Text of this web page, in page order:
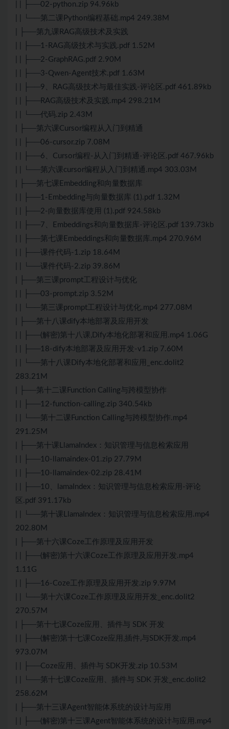
| | ├──02-python.zip 94.96kb
| | └──第二课Python编程基础.mp4 249.38M
| ├──第九课RAG高级技术及实践
| | ├──1-RAG高级技术与实践.pdf 1.52M
| | ├──2-GraphRAG.pdf 2.90M
| | ├──3-Qwen-Agent技术.pdf 1.63M
| | ├──9、RAG高级技术与最佳实践-评论区.pdf 461.89kb
| | ├──RAG高级技术及实践.mp4 298.21M
| | └──代码.zip 2.43M
| ├──第六课Cursor编程从入门到精通
| | ├──06-cursor.zip 7.08M
| | ├──6、Cursor编程-从入门到精通-评论区.pdf 467.96kb
| | └──第六课cursor编程从入门到精通.mp4 303.03M
| ├──第七课Embedding和向量数据库
| | ├──1-Embedding与向量数据库 (1).pdf 1.32M
| | ├──2-向量数据库使用 (1).pdf 924.58kb
| | ├──7、Embeddings和向量数据库-评论区.pdf 139.73kb
| | ├──第七课Embeddings和向量数据库.mp4 270.96M
| | ├──课件代码-1.zip 18.64M
| | └──课件代码-2.zip 39.86M
| ├──第三课prompt工程设计与优化
| | ├──03-prompt.zip 3.52M
| | └──第三课prompt工程设计与优化.mp4 277.08M
| ├──第十八课dify本地部署及应用开发
| | ├──(解密)第十八课,Dify本地化部署和应用.mp4 1.06G
| | ├──18-dify本地部署及应用开发-v1.zip 7.60M
| | └──第十八课Dify本地化部署和应用_enc.dolit2
283.21M
| ├──第十二课Function Calling与跨模型协作
| | ├──12-function-calling.zip 340.54kb
| | └──第十二课Function Calling与跨模型协作.mp4
291.25M
| ├──第十课LlamaIndex：知识管理与信息检索应用
| | ├──10-llamaindex-01.zip 27.79M
| | ├──10-llamaindex-02.zip 28.41M
| | ├──10、lamaIndex：知识管理与信息检索应用-评论
区.pdf 391.17kb
| | └──第十课LlamaIndex：知识管理与信息检索应用.mp4
202.80M
| ├──第十六课Coze工作原理及应用开发
| | ├──(解密)第十六课Coze工作原理及应用开发.mp4
1.11G
| | ├──16-Coze工作原理及应用开发.zip 9.97M
| | └──第十六课Coze工作原理及应用开发_enc.dolit2
270.57M
| ├──第十七课Coze应用、插件与 SDK 开发
| | ├──(解密)第十七课Coze应用,插件,与SDK开发.mp4
973.07M
| | ├──Coze应用、插件与 SDK开发.zip 10.53M
| | └──第十七课Coze应用、插件与 SDK 开发_enc.dolit2
258.62M
| ├──第十三课Agent智能体系统的设计与应用
| | ├──(解密)第十三课Agent智能体系统的设计与应用.mp4